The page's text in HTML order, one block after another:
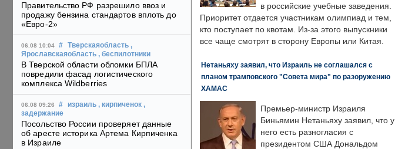
Правительство РФ разрешило ввоз и
продажу бензина стандартов вплоть до
«Евро-2»
06.08 10:04 # Тверскаяобласть ,
Ярославскаяобласть , беспилотники
В Тверской области обломки БПЛА
повредили фасад логистического
комплекса Wildberries
06.08 09:26 # израиль , кирпиченок ,
задержание
Посольство России проверяет данные
об аресте историка Артема Кирпиченка
в Израиле
в российские учебные заведения.
Приоритет отдается участникам олимпиад и тем,
кто поступает по квотам. Из-за этого выпускники
все чаще смотрят в сторону Европы или Китая.
Нетаньяху заявил, что Израиль не соглашался с
планом трамповского "Совета мира" по разоружению
ХАМАС
Премьер-министр Израиля
Биньямин Нетаньяху заявил, что у
него есть разногласия с
президентом США Дональдом